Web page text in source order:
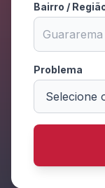
Bairro /
Problema